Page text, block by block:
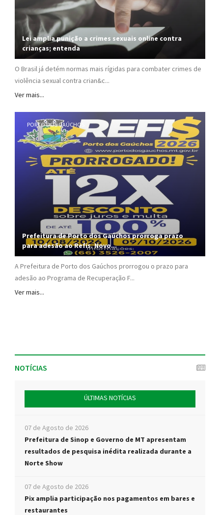
Lei amplia punição a crimes sexuais online contra
crianças; entenda
O Brasil já detém normas mais rígidas para combater crimes de
violência sexual contra crian&c...
Ver mais...
PORTO DOS GAÚCHOS
Prefeitura de Porto dos Gaúchos prorroga prazo
para adesão ao Refis. Novo...
A Prefeitura de Porto dos Gaúchos prorrogou o prazo para
adesão ao Programa de Recuperação F...
Ver mais...
NOTÍCIAS
ÚLTIMAS NOTÍCIAS
07 de Agosto de 2026
Prefeitura de Sinop e Governo de MT apresentam
resultados de pesquisa inédita realizada durante a
Norte Show
07 de Agosto de 2026
Pix amplia participação nos pagamentos em bares e
restaurantes